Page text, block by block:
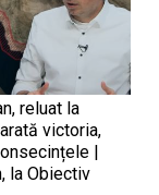
reluat la
victoria,
|
la Obiectiv